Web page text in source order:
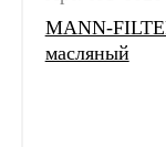
MANN-
масляный